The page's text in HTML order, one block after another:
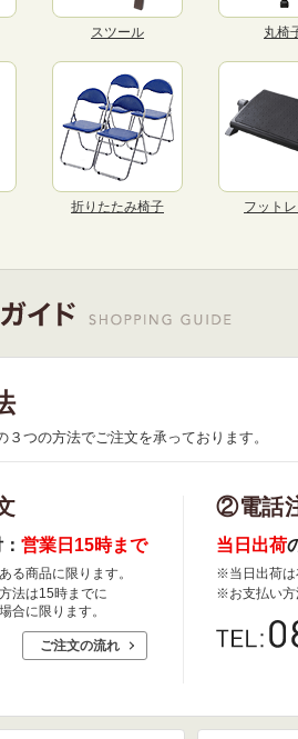
スツール 丸椅
折りたたみ椅子 フットレ
３つの方法でご注文を承っております。
営業日15時まで
る商品に限ります。
法は15時までに
合に限ります。
ご注文の流れ
②電話
当日出荷
※当日出荷は
※お支払い方